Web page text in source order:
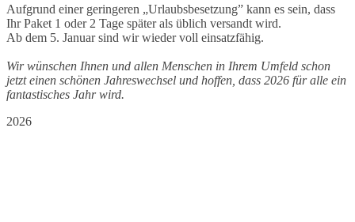
Aufgrund einer geringeren „Urlaubsbesetzung” kann es sein, dass
Ihr Paket 1 oder 2 Tage später als üblich versandt wird.
Ab dem 5. Januar sind wir wieder voll einsatzfähig.
Wir wünschen Ihnen und allen Menschen in Ihrem Umfeld schon
jetzt einen schönen Jahreswechsel und hoffen, dass 2026 für alle ein
fantastisches Jahr wird.
2026